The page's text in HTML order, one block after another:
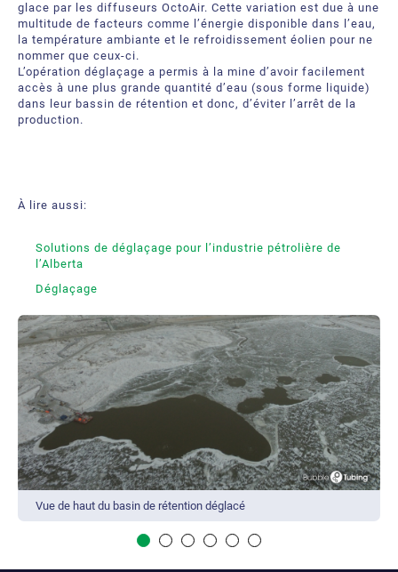
glace par les diffuseurs OctoAir. Cette variation est due à une
multitude de facteurs comme l’énergie disponible dans l’eau,
la température ambiante et le refroidissement éolien pour ne
nommer que ceux-ci.
L’opération déglaçage a permis à la mine d’avoir facilement
accès à une plus grande quantité d’eau (sous forme liquide)
dans leur bassin de rétention et donc, d’éviter l’arrêt de la
production.
À lire aussi:
Solutions de déglaçage pour l’industrie pétrolière de
l’Alberta
Déglaçage
Vue de haut du basin de rétention déglacé